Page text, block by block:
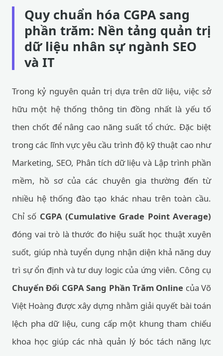
Quy chuẩn hóa CGPA sang
phần trăm: Nền tảng quản trị
dữ liệu nhân sự ngành SEO
và IT
Trong kỷ nguyên quản trị dựa trên dữ liệu, việc sở
hữu một hệ thống thông tin đồng nhất là yếu tố
then chốt để nâng cao năng suất tổ chức. Đặc biệt
trong các lĩnh vực yêu cầu trình độ kỹ thuật cao như
Marketing, SEO, Phân tích dữ liệu và Lập trình phần
mềm, hồ sơ của các chuyên gia thường đến từ
nhiều hệ thống đào tạo khác nhau trên toàn cầu.
Chỉ số CGPA (Cumulative Grade Point Average)
đóng vai trò là thước đo hiệu suất học thuật xuyên
suốt, giúp nhà tuyển dụng nhận diện khả năng duy
trì sự ổn định và tư duy logic của ứng viên. Công cụ
Chuyển Đổi CGPA Sang Phần Trăm Online của Võ
Việt Hoàng được xây dựng nhằm giải quyết bài toán
lệch pha dữ liệu, cung cấp một khung tham chiếu
khoa học giúp các nhà quản lý bóc tách năng lực